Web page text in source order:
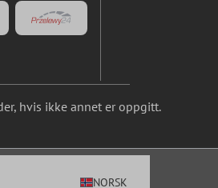
hvis ikke annet er oppgitt.
NORSK